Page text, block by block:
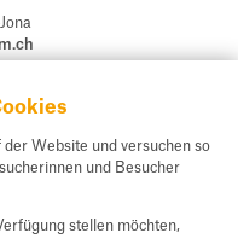
Website und versuchen so
und Besucher
stellen möchten,